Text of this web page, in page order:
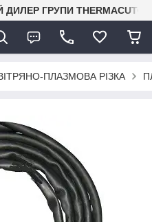
ГРУПИ THERMACUT® В
ПЛАЗМОВА РІЗКА